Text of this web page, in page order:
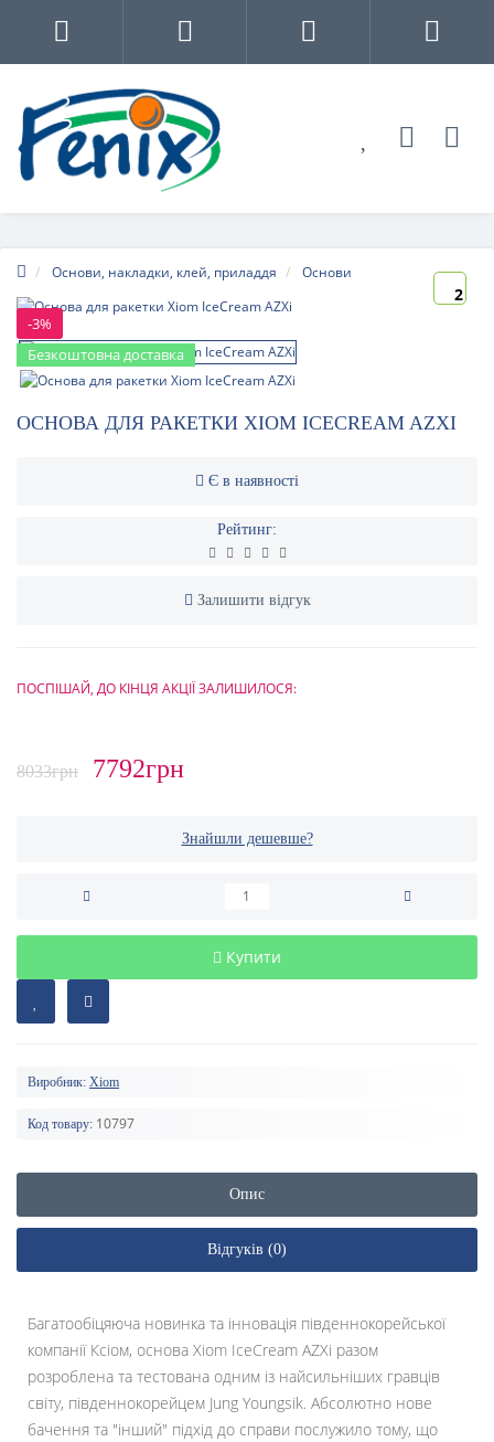
Основи, накладки, клей, приладдя Основи
-3%
Безкоштовна доставка
2
ОСНОВА ДЛЯ РАКЕТКИ XIOM ICECREAM AZXI
Є в наявності
Рейтинг:
Залишити відгук
ПОСПІШАЙ, ДО КІНЦЯ АКЦІЇ ЗАЛИШИЛОСЯ:
8033грн 7792грн
Знайшли дешевше?
Купити
Виробник: Xiom
Код товару: 10797
Опис
Відгуків (0)
Багатообіцяюча новинка та інновація південнокорейської
компанії Ксіом, основа Xiom IceCream AZXi разом
розроблена та тестована одним із найсильніших гравців
світу, південнокорейцем Jung Youngsik. Абсолютно нове
бачення та "інший" підхід до справи послужило тому, що